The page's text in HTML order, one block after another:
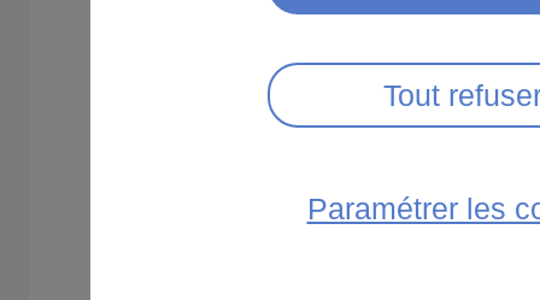
Rollers, longboards et
trottinettes ont
d'une nouvelle façon
de se déplacer :
Tout
Paramétrer les